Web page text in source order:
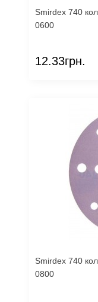
Smirdex 740
0600
12.33грн.
Smirdex 740
0800